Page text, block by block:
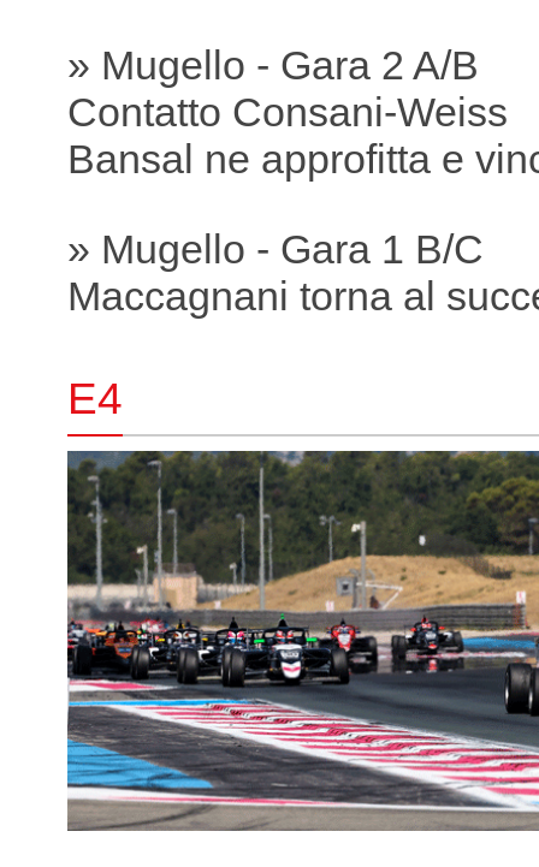
» Mugello - Gara 2 A/B
Contatto Consani-Weiss
Bansal ne approfitta e
» Mugello - Gara 1 B/C
Maccagnani torna al
E4